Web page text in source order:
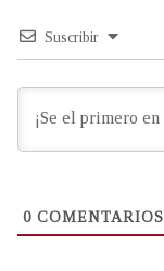
Suscribir
0 COMENTARIOS